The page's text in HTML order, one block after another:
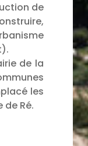
de
de la
les
de Ré.